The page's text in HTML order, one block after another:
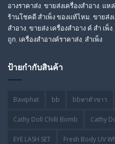
อางราคาส่ง, ขายส่งเครื่องสําอาง, แห
ร้านโชคดี สําเพ็ง ของแท้ไหม, ขายส่ง
สําอาง, ขายส่ง เครื่องสำอาง ค์ สำ เพ็ง,
ถูก, เครื่องสำอางค์ราคาส่ง, สำเพ็ง
ป้ายกำกับสินค้า
Baviphat bb bbทาตัวขาว
Cathy Doll Chilli Bomb Cathy
EYE LASH SET Fresh Body UV